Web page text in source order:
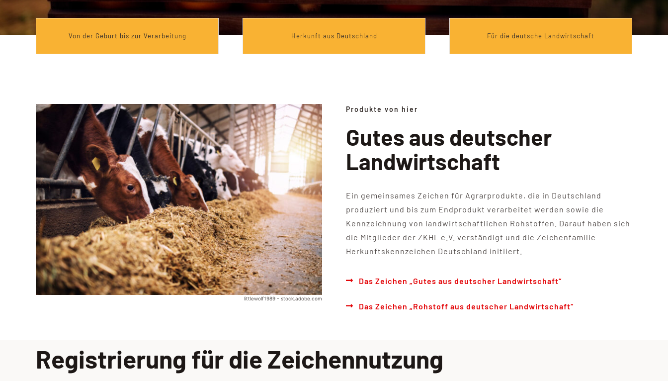
Von der Geburt bis zur Verarbeitung Herkunft aus Deutschland Für die deutsche Landwirtschaft
littlewolf1989 - stock.adobe.com
Produkte von hier
Gutes aus deutscher
Landwirtschaft
Ein gemeinsames Zeichen für Agrarprodukte, die in Deutschland
produziert und bis zum Endprodukt verarbeitet werden sowie die
Kennzeichnung von landwirtschaftlichen Rohstoffen. Darauf haben sich
die Mitglieder der ZKHL e.V. verständigt und die Zeichenfamilie
Herkunftskennzeichen Deutschland initiiert.
Das Zeichen „Gutes aus deutscher Landwirtschaft“
Das Zeichen „Rohstoff aus deutscher Landwirtschaft“
Registrierung für die Zeichennutzung